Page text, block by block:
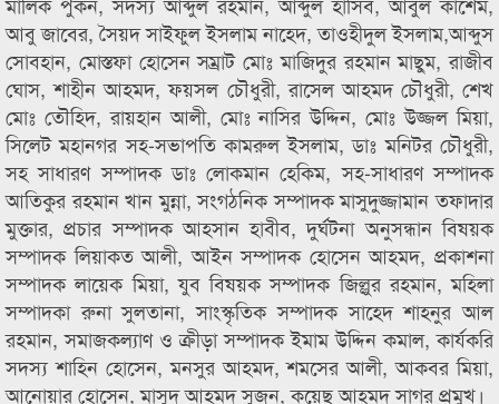
আবু জাবের, সৈয়দ সাইফুল ইসলাম নাহেদ, তাওহীদুল ইসলাম,আব্দুস
সোবহান, মোস্তফা হোসেন সম্রাট মোঃ মাজিদুর রহমান মাছুম, রাজীব
ঘোস, শাহীন আহমদ, ফয়সল চৌধুরী, রাসেল আহমদ চৌধুরী, শেখ
মোঃ তৌহিদ, রায়হান আলী, মোঃ নাসির উদ্দিন, মোঃ উজ্জল মিয়া,
সিলেট মহানগর সহ-সভাপতি কামরুল ইসলাম, ডাঃ মনিটর চৌধুরী,
সহ সাধারণ সম্পাদক ডাঃ লোকমান হেকিম, সহ-সাধারণ সম্পাদক
আতিকুর রহমান খান মুন্না, সংগঠনিক সম্পাদক মাসুদুজ্জামান তফাদার
মুক্তার, প্রচার সম্পাদক আহসান হাবীব, দুর্ঘটনা অনুসন্ধান বিষয়ক
সম্পাদক লিয়াকত আলী, আইন সম্পাদক হোসেন আহমদ, প্রকাশনা
সম্পাদক লায়েক মিয়া, যুব বিষয়ক সম্পাদক জিল্লুর রহমান, মহিলা
সম্পাদকা রুনা সুলতানা, সাংস্কৃতিক সম্পাদক সাহেদ শাহনুর আল
রহমান, সমাজকল্যাণ ও ক্রীড়া সম্পাদক ইমাম উদ্দিন কমাল, কার্যকরি
সদস্য শাহিন হোসেন, মনসুর আহমদ, শমসের আলী, আকবর মিয়া,
আনোয়ার হোসেন, মাসুদ আহমদ সুজন, কয়েছ আহমদ সাগর প্রমুখ।